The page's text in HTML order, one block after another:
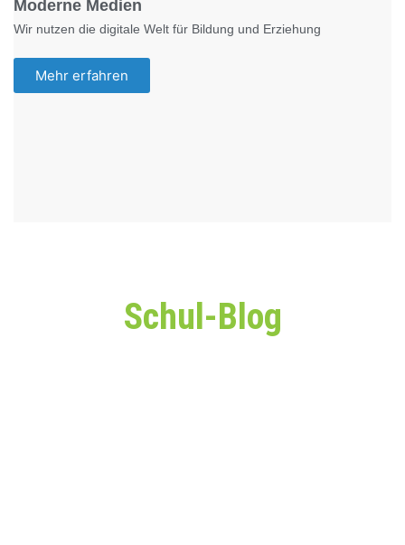
Moderne Medien
Wir nutzen die digitale Welt für Bildung und Erziehung
Mehr erfahren
Schul-Blog